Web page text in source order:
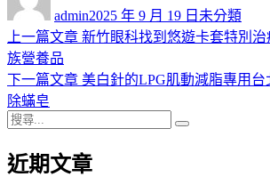
admin佈
日
2025 年 9 月 19 日 類
未分類
文
章
導
覽
上一篇文章 上
篇
新竹眼科找到悠遊卡套特別
族營養品
下一篇文章 下
章:
美白針的LPG肌動減脂專用台
除蟎皂
搜
關
近期文章